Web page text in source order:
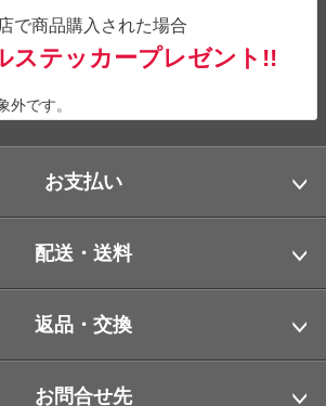
で商品購入された場合
ステッカープレゼント!!
外です。
お支払い
配送・送料
返品・交換
お問合せ先